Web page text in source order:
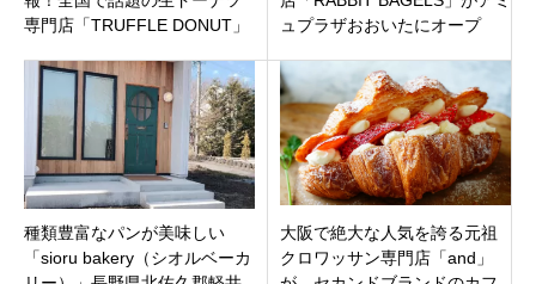
専門店「TRUFFLE DONUT」
OPEN！
ュプラザおおいたにオープ
むぎゅ」体験
種類豊富なパンが美味しい
「sioru bakery（シオルベーカ
大阪で絶大な人気を誇る元祖
クロワッサン専門店「and」